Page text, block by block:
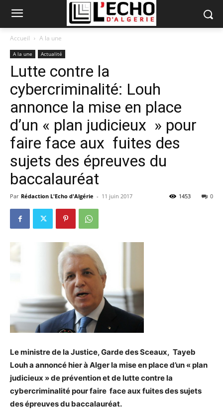
Accueil A la une
A la une Actualité
Lutte contre la
cybercriminalité: Louh
annonce la mise en place
d’un « plan judicieux » pour
faire face aux fuites des
sujets des épreuves du
baccalauréat
Par Rédaction L'Echo d'Algérie - 11 juin 2017 0
1453
Le ministre de la Justice, Garde des Sceaux, Tayeb
Louh a annoncé hier à Alger la mise en place d’un « plan
judicieux » de prévention et de lutte contre la
cybercriminalité pour faire face aux fuites des sujets
des épreuves du baccalauréat.